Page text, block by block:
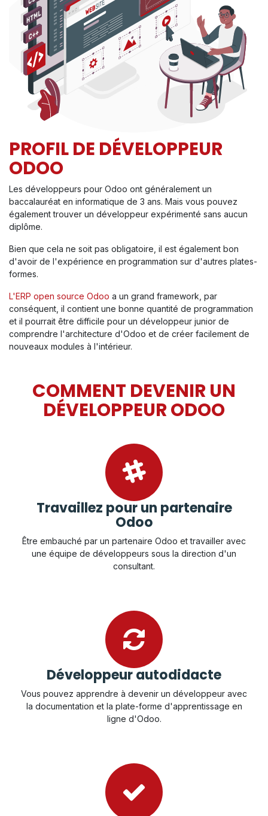
PROFIL DE DÉVELOPPEUR
ODOO
Les développeurs pour Odoo ont généralement un
baccalauréat en informatique de 3 ans. Mais vous pouvez
également trouver un développeur expérimenté sans aucun
diplôme.
Bien que cela ne soit pas obligatoire, il est également bon
d'avoir de l'expérience en programmation sur d'autres plates-
formes.
L'ERP open source Odoo a un grand framework​, par
conséquent, il contient une bonne quantité de programmation
et il pourrait être difficile pour un développeur junior de
comprendre l'architecture d'Odoo et de créer facilement de
nouveaux modules à l'intérieur.
COMMENT DEVENIR UN
DÉVELOPPEUR ODOO
Travaillez pour un partenaire
Odoo
Être embauché par un partenaire Odoo et travailler avec
une équipe de développeurs sous la direction d'un
consultant.​
Développeur autodidacte
Vous pouvez apprendre à devenir un développeur avec
la documentation et la plate-forme d'apprentissage en
ligne d'Odoo.